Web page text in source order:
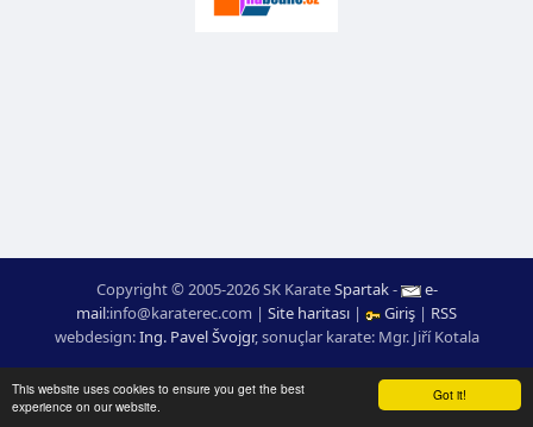
Got it!
This website uses cookies to ensure you get the best
experience on our website.
Copyright © 2005-2026 SK KarateSpartak-
e-
mail:moc.ceretarak@ofni | Site haritası | Giriş | RSS
webdesign:Ing. Pavel Švojgr,sonuçlar karate: Mgr. Jiří Kotala